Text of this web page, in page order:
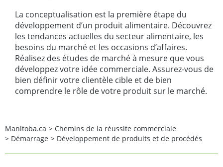
La conceptualisation est la première étape du
développement d’un produit alimentaire. Découvrez
les tendances actuelles du secteur alimentaire, les
besoins du marché et les occasions d’affaires.
Réalisez des études de marché à mesure que vous
développez votre idée commerciale. Assurez-vous de
bien définir votre clientèle cible et de bien
comprendre le rôle de votre produit sur le marché.
Manitoba.ca > Chemins de la réussite commerciale
> Démarrage > Développement de produits et de procédés